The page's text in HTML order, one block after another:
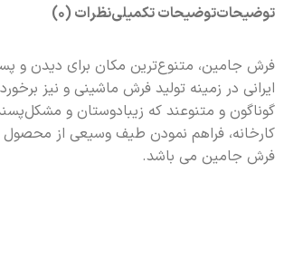
توضیحاتتوضیحات تکمیلینظرات (0)
فرش جامین، متنوع‌ترین مکان برای دیدن و
ایرانی در زمینه تولید فرش ماشینی و نیز
گونا‌گون و متنوعند که زیبادوستان و
کارخانه، فراهم نمودن طیف وسیعی از
فرش جامین می باشد.